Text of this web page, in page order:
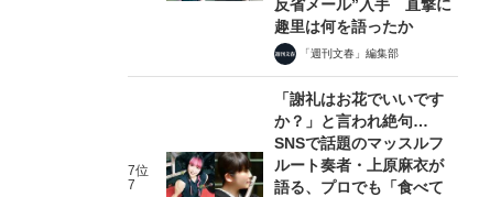
反省メール”入手 直撃に
趣里は何を語ったか
「週刊文春」編集部
7位
7
「謝礼はお花でいいです
か？」と言われ絶句…
SNSで話題のマッスルフ
ルート奏者・上原麻衣が
語る、プロでも「食べて